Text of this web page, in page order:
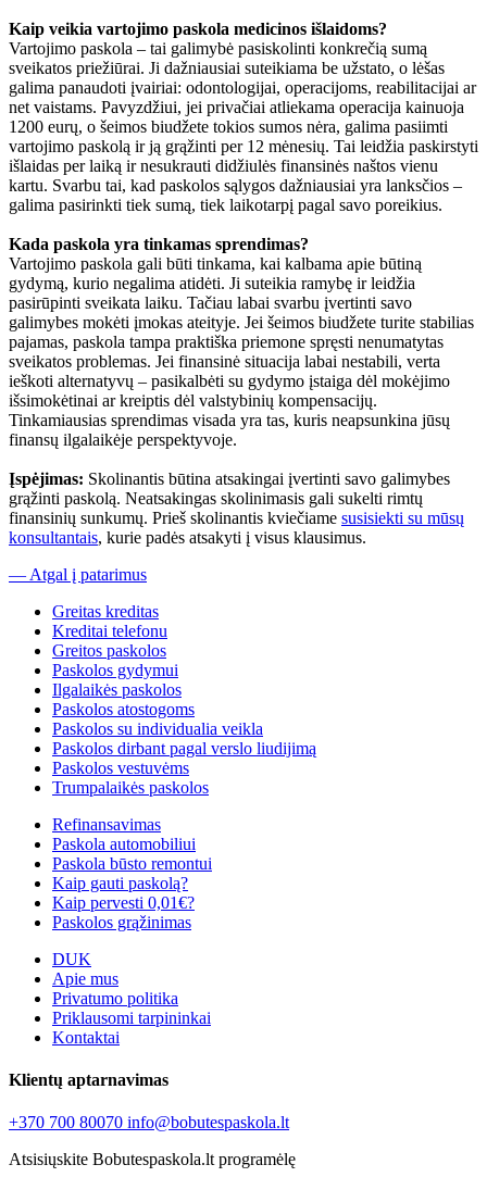
Kaip veikia vartojimo paskola medicinos išlaidoms?
Vartojimo paskola – tai galimybė pasiskolinti konkrečią sumą
sveikatos priežiūrai. Ji dažniausiai suteikiama be užstato, o lėšas
galima panaudoti įvairiai: odontologijai, operacijoms, reabilitacijai ar
net vaistams. Pavyzdžiui, jei privačiai atliekama operacija kainuoja
1200 eurų, o šeimos biudžete tokios sumos nėra, galima pasiimti
vartojimo paskolą ir ją grąžinti per 12 mėnesių. Tai leidžia paskirstyti
išlaidas per laiką ir nesukrauti didžiulės finansinės naštos vienu
kartu. Svarbu tai, kad paskolos sąlygos dažniausiai yra lanksčios –
galima pasirinkti tiek sumą, tiek laikotarpį pagal savo poreikius.
Kada paskola yra tinkamas sprendimas?
Vartojimo paskola gali būti tinkama, kai kalbama apie būtiną
gydymą, kurio negalima atidėti. Ji suteikia ramybę ir leidžia
pasirūpinti sveikata laiku. Tačiau labai svarbu įvertinti savo
galimybes mokėti įmokas ateityje. Jei šeimos biudžete turite stabilias
pajamas, paskola tampa praktiška priemone spręsti nenumatytas
sveikatos problemas. Jei finansinė situacija labai nestabili, verta
ieškoti alternatyvų – pasikalbėti su gydymo įstaiga dėl mokėjimo
išsimokėtinai ar kreiptis dėl valstybinių kompensacijų.
Tinkamiausias sprendimas visada yra tas, kuris neapsunkina jūsų
finansų ilgalaikėje perspektyvoje.
Įspėjimas: Skolinantis būtina atsakingai įvertinti savo galimybes
grąžinti paskolą. Neatsakingas skolinimasis gali sukelti rimtų
finansinių sunkumų. Prieš skolinantis kviečiame susisiekti su mūsų
konsultantais, kurie padės atsakyti į visus klausimus.
— Atgal į patarimus
Greitas kreditas
Kreditai telefonu
Greitos paskolos
Paskolos gydymui
Ilgalaikės paskolos
Paskolos atostogoms
Paskolos su individualia veikla
Paskolos dirbant pagal verslo liudijimą
Paskolos vestuvėms
Trumpalaikės paskolos
Refinansavimas
Paskola automobiliui
Paskola būsto remontui
Kaip gauti paskolą?
Kaip pervesti 0,01€?
Paskolos grąžinimas
DUK
Apie mus
Privatumo politika
Priklausomi tarpininkai
Kontaktai
Klientų aptarnavimas
+370 700 80070 info@bobutespaskola.lt
Atsisiųskite Bobutespaskola.lt programėlę